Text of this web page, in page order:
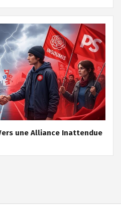
une Alliance Inattendue